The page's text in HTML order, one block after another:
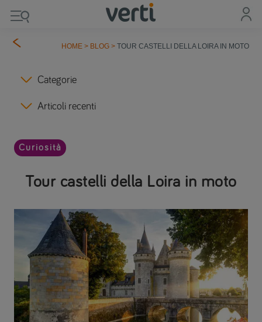
HOME> BLOG> TOUR CASTELLI DELLA LOIRA IN MOTO
Categorie
Articoli recenti
Tour castelli della Loira in moto
Curiosità